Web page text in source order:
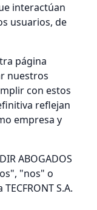
interactúan
usuarios, de
página
nuestros
con estos
reflejan
empresa y
ABOGADOS
"nos" o
S.A.